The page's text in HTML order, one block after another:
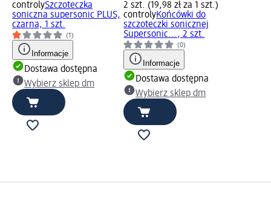
controlySzczoteczka
soniczna supersonic PLUS,
czarna, 1 szt.
(1)
Informacje
Dostawa dostępna
Wybierz sklep dm
2 szt. (19,98 zł za 1 szt.)
controlyKońcówki do
szczoteczki sonicznej
Supersonic..., 2 szt.
(0)
Informacje
Dostawa dostępna
Wybierz sklep dm